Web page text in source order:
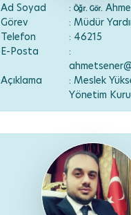
Ad Soyad :Öğr. Gör.
Görev
: Müdür
Telefon
: 46215
E-Posta
:
Açıklama
: Meslek
Yönetim